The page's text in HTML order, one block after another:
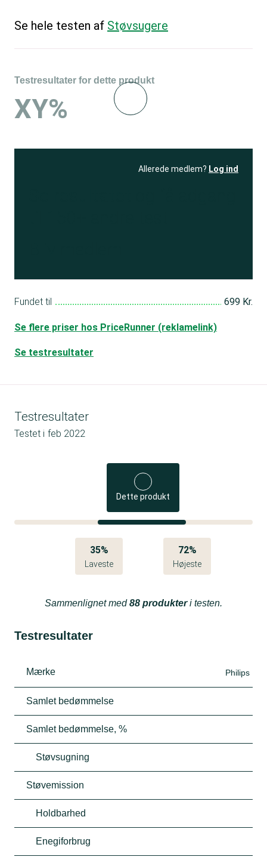
Se hele testen af Støvsugere
Testresultater for dette produkt
XY%
Allerede medlem? Log ind
Fundet til 699 Kr.
Se flere priser hos PriceRunner (reklamelink)
Se testresultater
Testresultater
Testet i feb 2022
Dette produkt
35%
Laveste
72%
Højeste
Sammenlignet med88 produkteri testen.
Testresultater
Mærke Philips
Samlet bedømmelse
Samlet bedømmelse, %
Støvsugning
Støvemission
Holdbarhed
Enegiforbrug